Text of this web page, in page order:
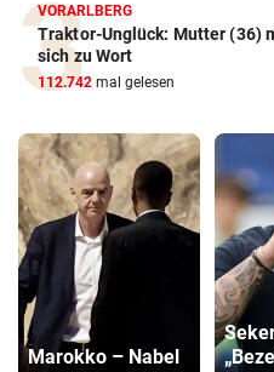
VORARLBERG
Traktor-Unglück: Mutter (36)
sich zu Wort
112.742 mal gelesen
Marokko – Nabel